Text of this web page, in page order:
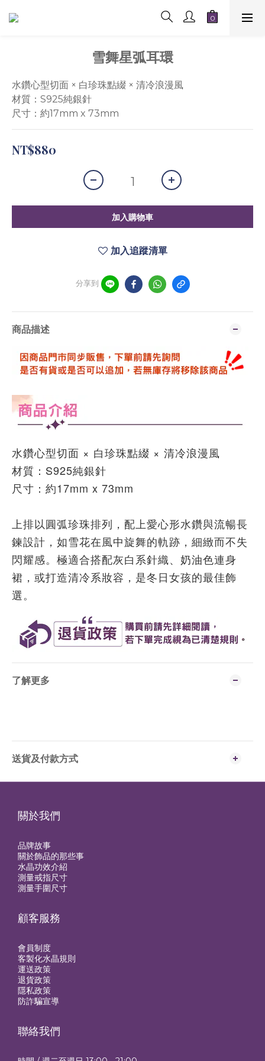
雪舞星弧耳環
水鑽心型切面 × 白珍珠點綴 × 清冷浪漫風
材質：S925純銀針
尺寸：約17mm x 73mm
NT$880
加入購物車
加入追蹤清單
分享到
商品描述
水鑽心型切面 × 白珍珠點綴 × 清冷浪漫風
材質：S925純銀針
尺寸：約17mm x 73mm
上排以圓弧珍珠排列，配上愛心形水鑽與流暢長
鍊設計，如雪花在風中旋舞的軌跡，細緻而不失
閃耀感。極適合搭配灰白系針織、奶油色連身
裙，或打造清冷系妝容，是冬日女孩的最佳飾
選。
了解更多
送貨及付款方式
關於我們
品牌故事
關於飾品的那些事
水晶功效介紹
測量戒指尺寸
測量手圍尺寸
顧客服務
會員制度
客製化水晶規則
運送政策
退貨政策
隱私政策
防詐騙宣導
聯絡我們